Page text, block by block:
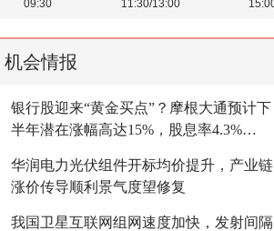
机会情报
银行股迎来“黄金买点”？摩根大通预计下
半年潜在涨幅高达15%，股息率4.3%
华润电力光伏组件开标均价提升，产业链
涨价传导顺利景气度望修复
我国卫星互联网组网速度加快，发射间隔